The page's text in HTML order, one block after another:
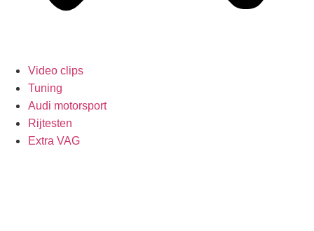
Video clips
Tuning
Audi motorsport
Rijtesten
Extra VAG